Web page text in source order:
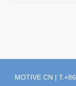
MOTIVE CN |